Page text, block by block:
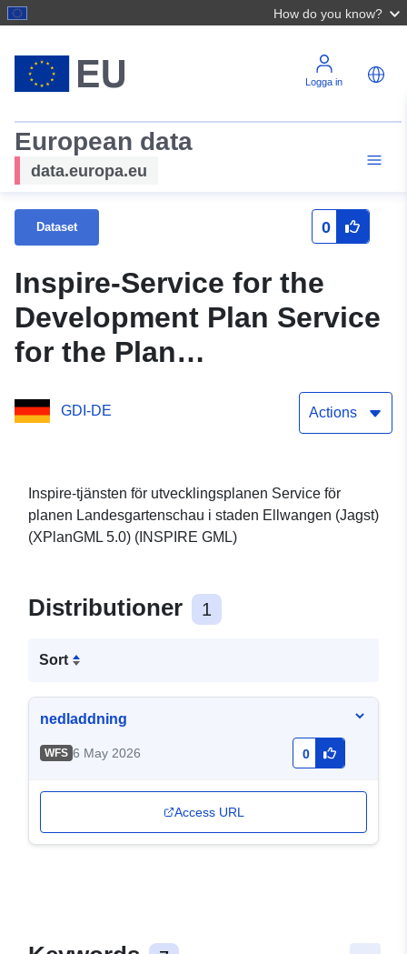
How do you know?
Logga in
European data
data.europa.eu
Dataset 0
Inspire-Service for the
Development Plan Service
for the Plan
(XPlanGML 5.0) (Inspire
utvecklingsplaner för
Landesgartenschau
GDI-DE Actions
Inspire-tjänsten för utvecklingsplanen Service för
planen Landesgartenschau i staden Ellwangen (Jagst)
(XPlanGML 5.0) (INSPIRE GML)
Distributioner 1
Sort
nedladdning
WFS 6 May 2026 0
Access URL